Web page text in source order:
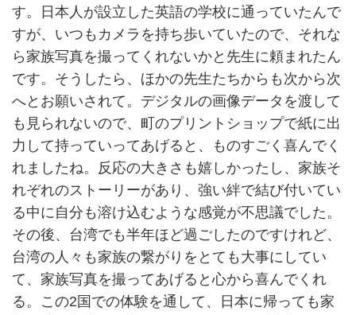
す。日本人が設立した英語の学校に通っていたんで
すが、いつもカメラを持ち歩いていたので、それな
ら家族写真を撮ってくれないかと先生に頼まれたん
です。そうしたら、ほかの先生たちからも次から次
へとお願いされて。デジタルの画像データを渡して
も見られないので、町のプリントショップで紙に出
力して持っていってあげると、ものすごく喜んでく
れましたね。反応の大きさも嬉しかったし、家族そ
れぞれのストーリーがあり、強い絆で結び付いてい
る中に自分も溶け込むような感覚が不思議でした。
その後、台湾でも半年ほど過ごしたのですけれど、
台湾の人々も家族の繋がりをとても大事にしてい
て、家族写真を撮ってあげると心から喜んでくれ
る。この2国での体験を通して、日本に帰っても家